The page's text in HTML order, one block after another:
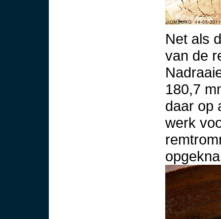
Net als
van de
180,7
daar op
werk